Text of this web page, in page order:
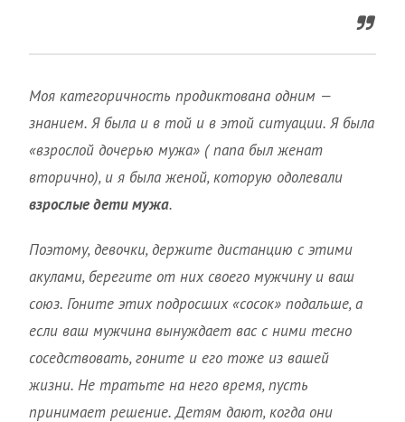
Моя категоричность продиктована одним —
знанием. Я была и в той и в этой ситуации. Я была
«взрослой дочерью мужа» ( папа был женат
вторично), и я была женой, которую одолевали
взрослые дети мужа.
Поэтому, девочки, держите дистанцию с этими
акулами, берегите от них своего мужчину и ваш
союз. Гоните этих подросших «сосок» подальше, а
если ваш мужчина вынуждает вас с ними тесно
соседствовать, гоните и его тоже из вашей
жизни. Не тратьте на него время, пусть
принимает решение. Детям дают, когда они